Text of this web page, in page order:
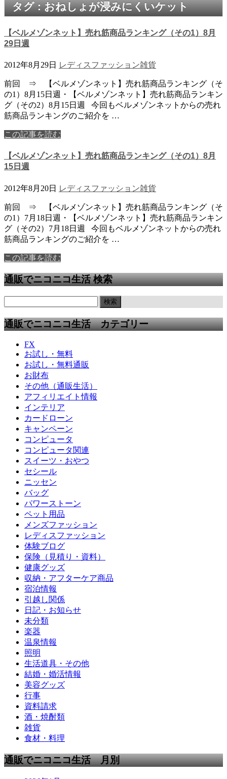
タグ : おねしょが浸みにくいケット
【ベルメゾンネット】売れ筋商品ランキング（その1）8月
29日週
2012年8月29日 レディスファッション雑貨
前回 ⇒ 【ベルメゾンネット】売れ筋商品ランキング（そ
の1）8月15日週・【ベルメゾンネット】売れ筋商品ランキン
グ（その2）8月15日週 今回もベルメゾンネットからの売れ
筋商品ランキングのご紹介を …
この記事を読む
【ベルメゾンネット】売れ筋商品ランキング（その1）8月
15日週
2012年8月20日 レディスファッション雑貨
前回 ⇒ 【ベルメゾンネット】売れ筋商品ランキング（そ
の1）7月18日週・【ベルメゾンネット】売れ筋商品ランキン
グ（その2）7月18日週 今回もベルメゾンネットからの売れ
筋商品ランキングのご紹介を …
この記事を読む
通販でニコニコ生活 検索
通販でニコニコ生活 カテゴリー
FX
お試し・無料
お試し・無料通販
お財布
その他（通販生活）
アフィリエイト情報
インテリア
カードローン
キャンペーン
コンピュータ
コンピュータ関連
スイーツ・おやつ
セシール
ニッセン
バッグ
パワーストーン
ペット用品
メンズファッション
レディスファッション
体験ブログ
保険（見積り・資料）
健康グッズ
収納・アフターケア商品
宿泊情報
引越し関係
日記・お知らせ
未分類
楽器
温泉情報
照明
生活道具・その他
結婚・婚活情報
美容グッズ
行事
資料請求
酒・焼酎類
雑貨
食材・料理
通販でニコニコ生活 月別